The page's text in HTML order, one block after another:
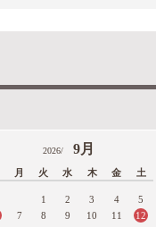
2026/ 9月
月 火 水 木 金 土
1 2 3 4
5
7 8 9 10 11
12